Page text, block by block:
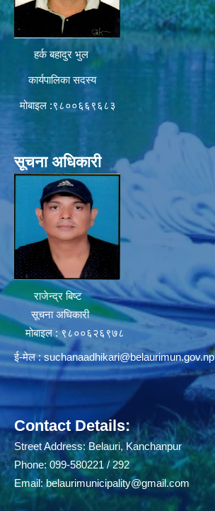
हर्क बहादुर भुल
कार्यपालिका सदस्य
मोबाइल :९८००६६९६८३
सूचना अधिकारी
राजेन्द्र बिष्ट
सूचना अधिकारी
मोबाइल : ९८००६२६९७८
ई-मेल :suchanaadhikari@belaurimun.gov.np
Contact Details:
Street Address: Belauri, Kanchanpur
Phone: 099-580221 / 292
Email:belaurimunicipality@gmail.com